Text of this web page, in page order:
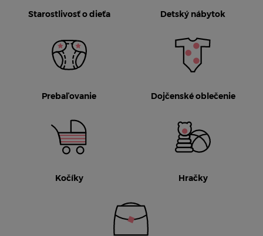
Starostlivosť o dieťa Detský nábytok
Prebaľovanie Dojčenské oblečenie
Kočíky Hračky